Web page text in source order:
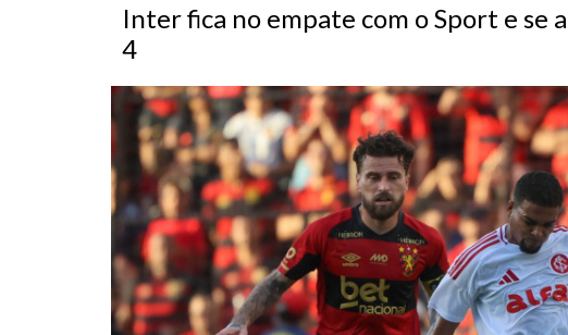
Inter fica no empate com o Sport e se
4